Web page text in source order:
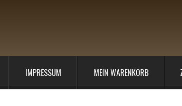
IMPRESSUM MEIN WARENKORB